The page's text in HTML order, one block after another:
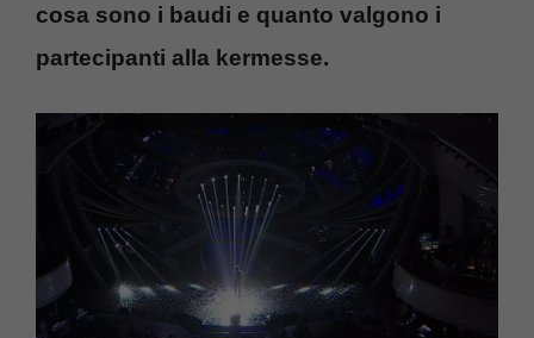
cosa sono i baudi e quanto valgono i
partecipanti alla kermesse.